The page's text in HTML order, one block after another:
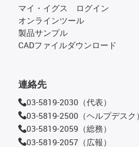
マイ・イグス ログイン
オンラインツール
製品サンプル
CADファイルダウンロード
連絡先
03-5819-2030（代表）
03-5819-2500（ヘルプデスク）
03-5819-2059（総務）
03-5819-2057（広報）